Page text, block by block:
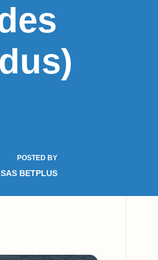
POSTED BY
BETPLUS